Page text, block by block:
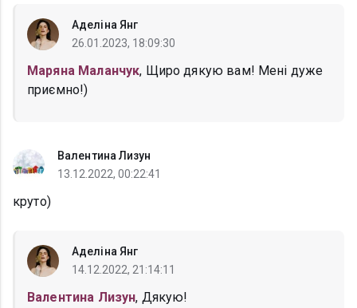
Аделіна Янг
26.01.2023, 18:09:30
Маряна Маланчук, Щиро дякую вам! Мені дуже
приємно!)
Валентина Лизун
13.12.2022, 00:22:41
круто)
Аделіна Янг
14.12.2022, 21:14:11
Валентина Лизун, Дякую!